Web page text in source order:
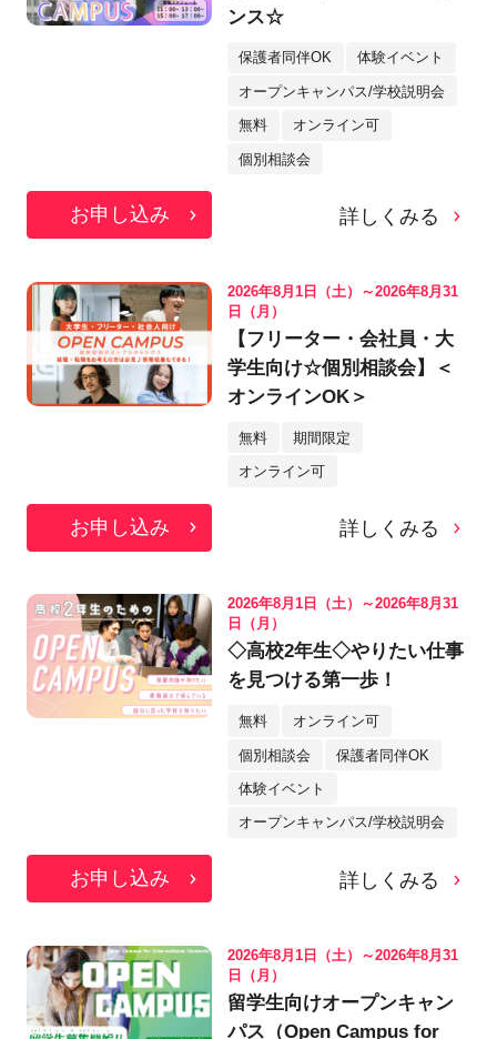
ンス☆
保護者同伴OK 体験イベント
オープンキャンパス/学校説明会
無料 オンライン可
個別相談会
お申し込み 詳しくみる
2026年8月1日（土）～2026年8月31
日（月）
【フリーター・会社員・大
学生向け☆個別相談会】＜
オンラインOK＞
無料 期間限定
オンライン可
お申し込み 詳しくみる
2026年8月1日（土）～2026年8月31
日（月）
◇高校2年生◇やりたい仕事
を見つける第一歩！
無料 オンライン可
個別相談会 保護者同伴OK
体験イベント
オープンキャンパス/学校説明会
お申し込み 詳しくみる
2026年8月1日（土）～2026年8月31
日（月）
留学生向けオープンキャン
パス（Open Campus for